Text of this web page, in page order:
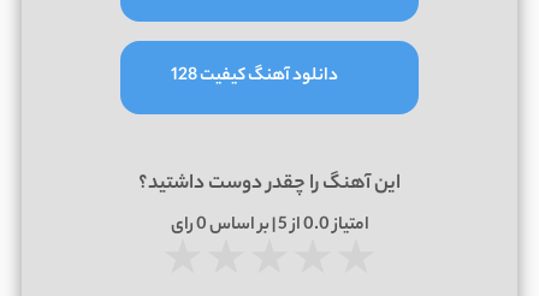
دانلود آهنگ کیفیت 128
این آهنگ را چقدر دوست داشتید؟
امتیاز0.0از 5 | بر اساس 0رای